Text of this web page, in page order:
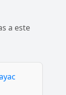
a este